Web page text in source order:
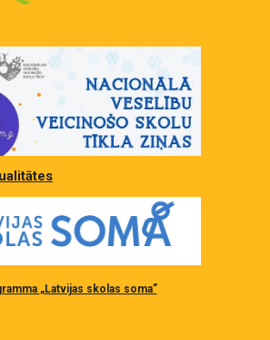
„Latvijas skolas soma”